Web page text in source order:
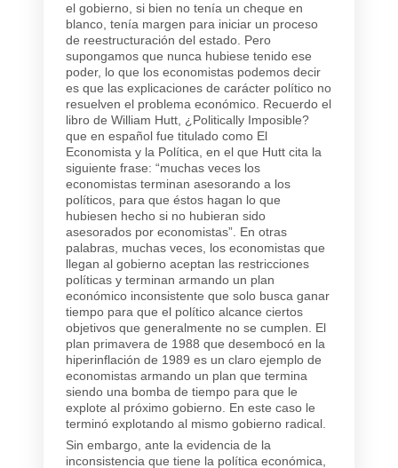
el gobierno, si bien no tenía un cheque en
blanco, tenía margen para iniciar un proceso
de reestructuración del estado. Pero
supongamos que nunca hubiese tenido ese
poder, lo que los economistas podemos decir
es que las explicaciones de carácter político no
resuelven el problema económico. Recuerdo el
libro de William Hutt, ¿Politically Imposible?
que en español fue titulado como El
Economista y la Política, en el que Hutt cita la
siguiente frase: “muchas veces los
economistas terminan asesorando a los
políticos, para que éstos hagan lo que
hubiesen hecho si no hubieran sido
asesorados por economistas”. En otras
palabras, muchas veces, los economistas que
llegan al gobierno aceptan las restricciones
políticas y terminan armando un plan
económico inconsistente que solo busca ganar
tiempo para que el político alcance ciertos
objetivos que generalmente no se cumplen. El
plan primavera de 1988 que desembocó en la
hiperinflación de 1989 es un claro ejemplo de
economistas armando un plan que termina
siendo una bomba de tiempo para que le
explote al próximo gobierno. En este caso le
terminó explotando al mismo gobierno radical.
Sin embargo, ante la evidencia de la
inconsistencia que tiene la política económica,